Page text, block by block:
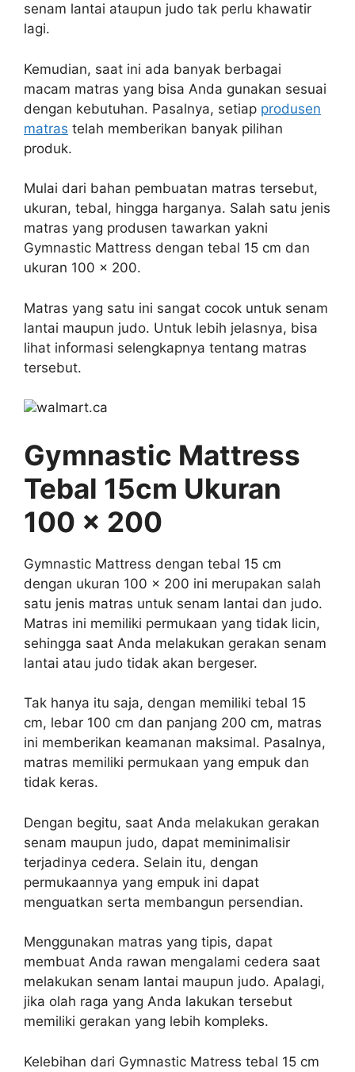
senam lantai ataupun judo tak perlu khawatir
lagi.
Kemudian, saat ini ada banyak berbagai
macam matras yang bisa Anda gunakan sesuai
dengan kebutuhan. Pasalnya, setiap produsen
matras telah memberikan banyak pilihan
produk.
Mulai dari bahan pembuatan matras tersebut,
ukuran, tebal, hingga harganya. Salah satu jenis
matras yang produsen tawarkan yakni
Gymnastic Mattress dengan tebal 15 cm dan
ukuran 100 x 200.
Matras yang satu ini sangat cocok untuk senam
lantai maupun judo. Untuk lebih jelasnya, bisa
lihat informasi selengkapnya tentang matras
tersebut.
walmart.ca
Gymnastic Mattress
Tebal 15cm Ukuran
100 x 200
Gymnastic Mattress dengan tebal 15 cm
dengan ukuran 100 x 200 ini merupakan salah
satu jenis matras untuk senam lantai dan judo.
Matras ini memiliki permukaan yang tidak licin,
sehingga saat Anda melakukan gerakan senam
lantai atau judo tidak akan bergeser.
Tak hanya itu saja, dengan memiliki tebal 15
cm, lebar 100 cm dan panjang 200 cm, matras
ini memberikan keamanan maksimal. Pasalnya,
matras memiliki permukaan yang empuk dan
tidak keras.
Dengan begitu, saat Anda melakukan gerakan
senam maupun judo, dapat meminimalisir
terjadinya cedera. Selain itu, dengan
permukaannya yang empuk ini dapat
menguatkan serta membangun persendian.
Menggunakan matras yang tipis, dapat
membuat Anda rawan mengalami cedera saat
melakukan senam lantai maupun judo. Apalagi,
jika olah raga yang Anda lakukan tersebut
memiliki gerakan yang lebih kompleks.
Kelebihan dari Gymnastic Matress tebal 15 cm